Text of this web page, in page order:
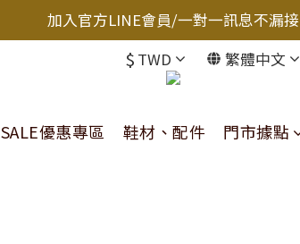
加入官方LINE會員/一對一訊息不漏接
$ TWD 繁體中文
SALE優惠專區 鞋材、配件 門市據點